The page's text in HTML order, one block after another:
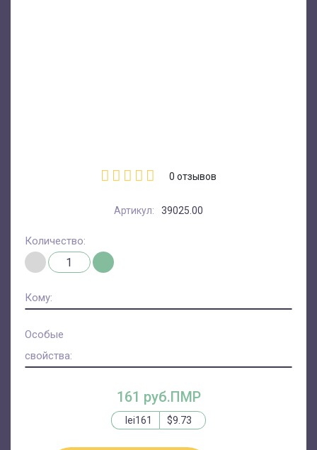
0 отзывов
Артикул: 39025.00
161 руб.ПМР
lei161 $9.73
Количество:
Кому:
Особые
свойства: